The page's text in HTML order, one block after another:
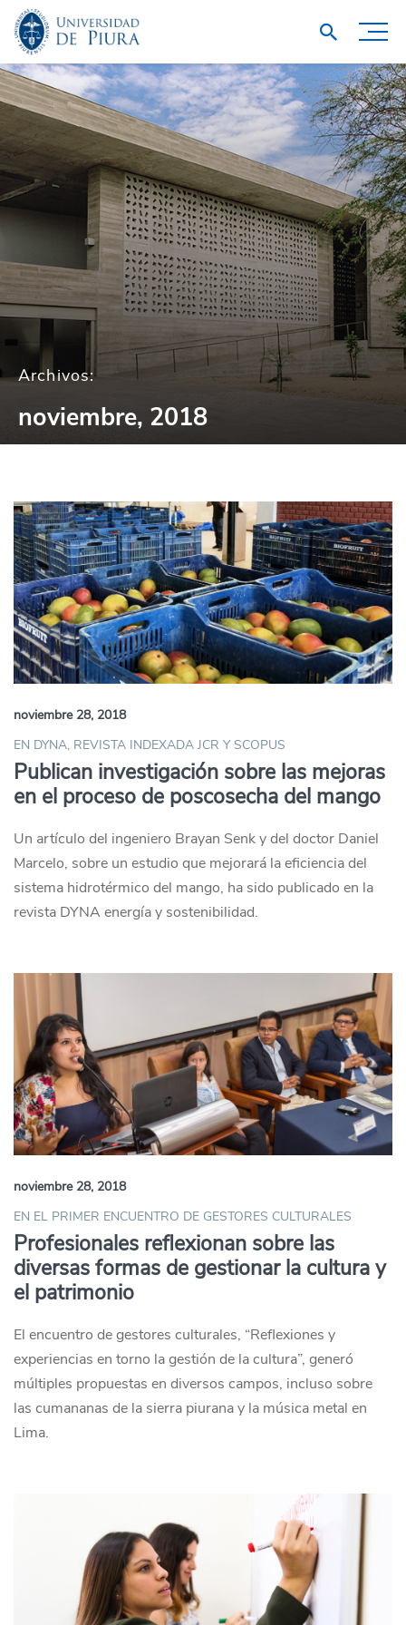
Archivos:
noviembre, 2018
noviembre 28, 2018
EN DYNA, REVISTA INDEXADA JCR Y SCOPUS
Publican investigación sobre las mejoras
en el proceso de poscosecha del mango
Un artículo del ingeniero Brayan Senk y del doctor Daniel
Marcelo, sobre un estudio que mejorará la eficiencia del
sistema hidrotérmico del mango, ha sido publicado en la
revista DYNA energía y sostenibilidad.
noviembre 28, 2018
EN EL PRIMER ENCUENTRO DE GESTORES CULTURALES
Profesionales reflexionan sobre las
diversas formas de gestionar la cultura y
el patrimonio
El encuentro de gestores culturales, “Reflexiones y
experiencias en torno la gestión de la cultura”, generó
múltiples propuestas en diversos campos, incluso sobre
las cumananas de la sierra piurana y la música metal en
Lima.